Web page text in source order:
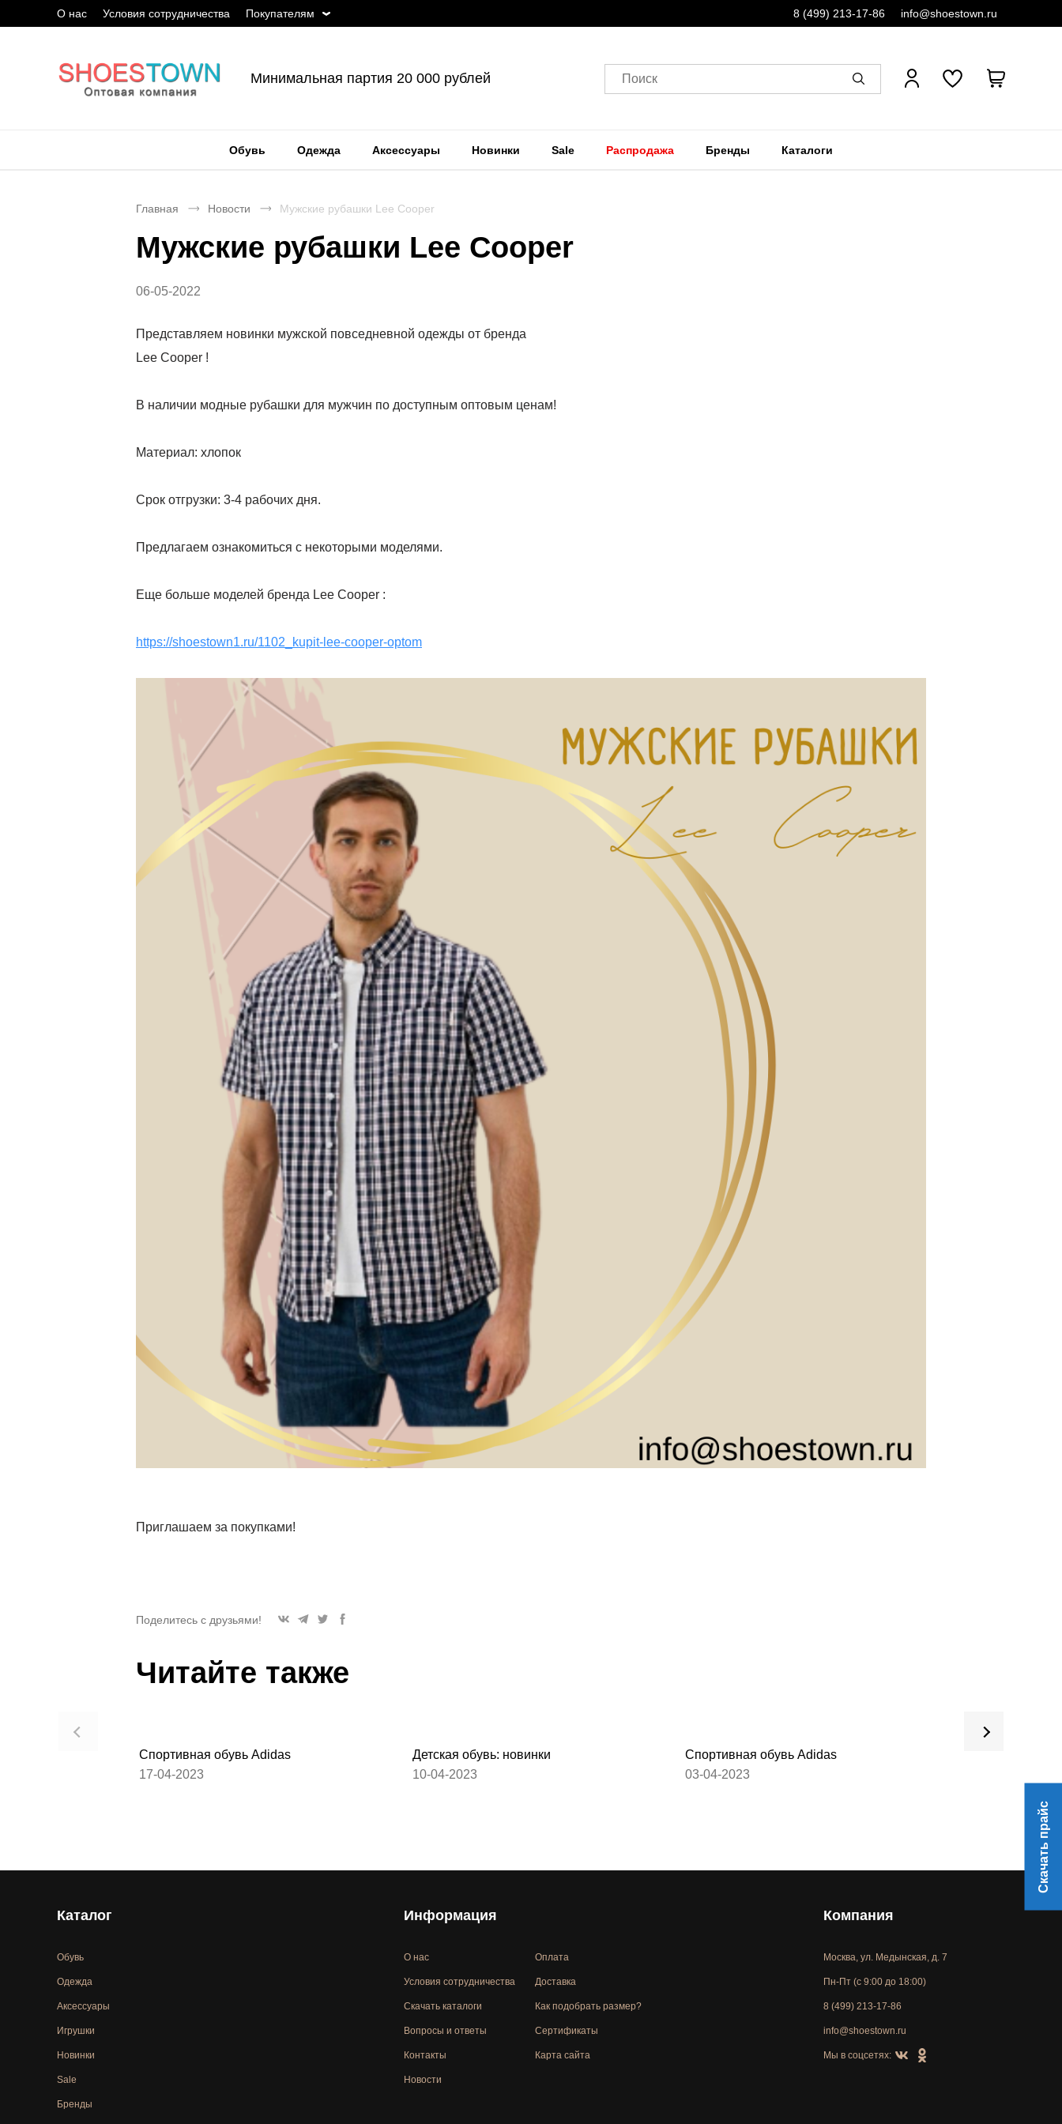
О нас Условия сотрудничества Покупателям 8 (499) 213-17-86 info@shoestown.ru
Минимальная партия 20 000 рублей Поиск
Обувь Одежда Аксессуары Новинки Sale Распродажа Бренды Каталоги
Главная Новости Мужские рубашки Lee Cooper
Мужские рубашки Lee Cooper
06-05-2022
Представляем новинки мужской повседневной одежды от бренда
Lee Cooper !
В наличии модные рубашки для мужчин по доступным оптовым ценам!
Материал: хлопок
Срок отгрузки: 3-4 рабочих дня.
Предлагаем ознакомиться с некоторыми моделями.
Еще больше моделей бренда Lee Cooper :
https://shoestown1.ru/1102_kupit-lee-cooper-optom
Приглашаем за покупками!
Поделитесь с друзьями!
Читайте также
Спортивная обувь Adidas
17-04-2023
Детская обувь: новинки
10-04-2023
Спортивная обувь Adidas
03-04-2023
Каталог
Обувь
Одежда
Аксессуары
Игрушки
Новинки
Sale
Бренды
Информация
О нас
Условия сотрудничества
Скачать каталоги
Вопросы и ответы
Контакты
Новости
Оплата
Доставка
Как подобрать размер?
Сертификаты
Карта сайта
Компания
Москва, ул. Медынская, д. 7
Пн-Пт (с 9:00 до 18:00)
8 (499) 213-17-86
info@shoestown.ru
Мы в соцсетях:
Скачать прайс